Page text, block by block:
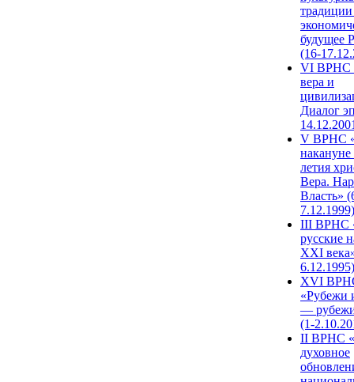
будущее
(16-
VI ВРНС
вера и
Диалог
V ВРНС
накануне
летия
Вера.
Власть»
7.12.1999)
III ВРНС
русские
XXI
6.12.1995)
XVI
«Рубежи
—
(1-
II ВРНС
духовное